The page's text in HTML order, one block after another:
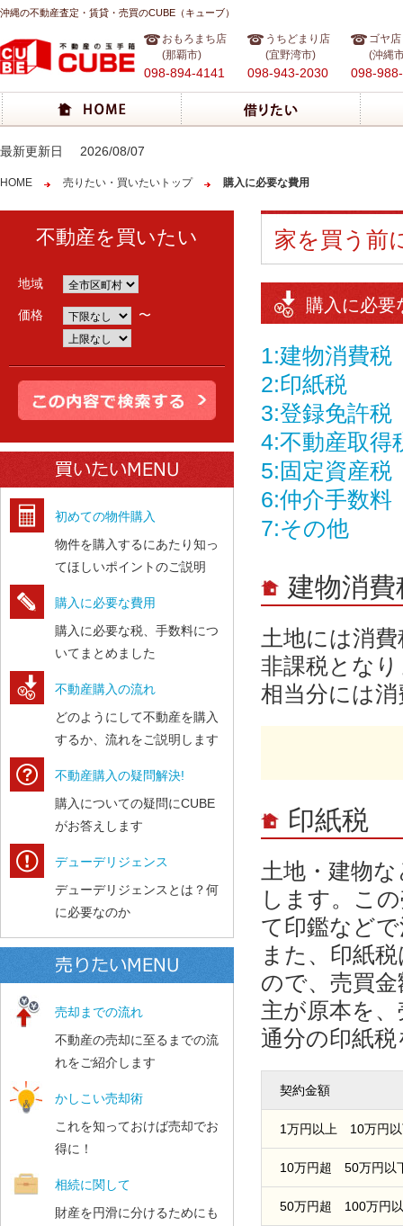
沖縄の不動産査定・賃貸・売買のCUBE（キューブ）
おもろまち店
(那覇市)
098-894-4141
うちどまり店
(宜野湾市)
098-943-2030
ゴヤ店
(沖縄
098-
最新更新日 2026/08/07
HOME 売りたい・買いたいトップ 購入に必要な費用
家を買う前
購入に必要
1:建物消費税
2:印紙税
3:登録免許税
4:不動産取得
5:固定資産税
6:仲介手数料
7:その他
建物消費
土地には消
非課税とな
相当分には
印紙税
土地・建物
します。こ
て印鑑など
また、印紙
ので、売買
主が原本を
通分の印紙
契約金額
1万円以上 10万円
10万円超 50万円以
50万円超 100万円
不動産を買いたい
地域
価格 〜
初めての物件購入
物件を購入するにあたり知っ
てほしいポイントのご説明
購入に必要な費用
購入に必要な税、手数料につ
いてまとめました
不動産購入の流れ
どのようにして不動産を購入
するか、流れをご説明します
不動産購入の疑問解決!
購入についての疑問にCUBE
がお答えします
デューデリジェンス
デューデリジェンスとは？何
に必要なのか
売却までの流れ
不動産の売却に至るまでの流
れをご紹介します
かしこい売却術
これを知っておけば売却でお
得に！
相続に関して
財産を円滑に分けるためにも